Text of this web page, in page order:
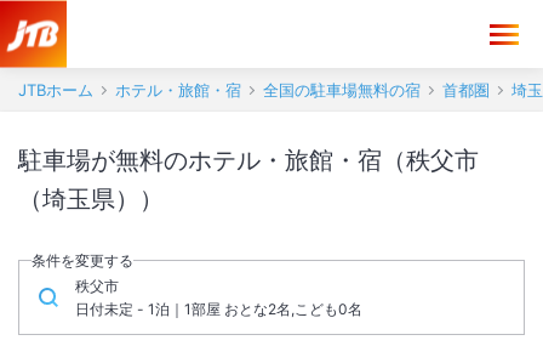
JTBホーム ホテル・旅館・宿 全国の駐車場無料の宿 首都圏 埼
駐車場が無料のホテル・旅館・宿（秩父市
（埼玉県））
条件を変更する
秩父市
日付未定 - 1泊｜1部屋 おとな2名,こども0名